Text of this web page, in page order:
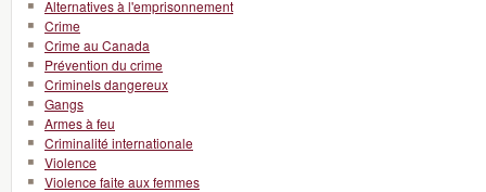
Alternatives à l'emprisonnement
Crime
Crime au Canada
Prévention du crime
Criminels dangereux
Gangs
Armes à feu
Criminalité internationale
Violence
Violence faite aux femmes